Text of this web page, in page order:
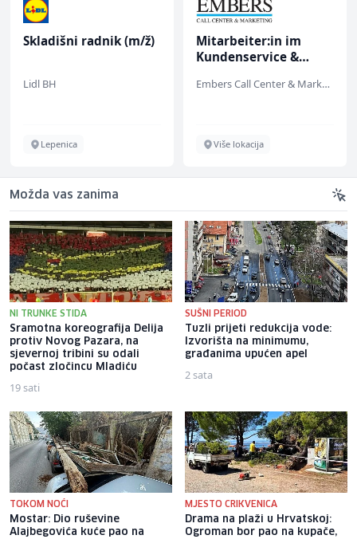
Skladišni radnik (m/ž)
Lidl BH
Lepenica
Mitarbeiter:in im
Kundenservice &
Embers Call Center & Marketing
Više lokacija
Možda vas zanima
NI TRUNKE STIDA
Sramotna koreografija Delija
protiv Novog Pazara, na
sjevernoj tribini su odali
počast zločincu Mladiću
19 sati
SUŠNI PERIOD
Tuzli prijeti redukcija vode:
Izvorišta na minimumu,
građanima upućen apel
2 sata
TOKOM NOĆI
Mostar: Dio ruševine
Alajbegovića kuće pao na
MJESTO CRIKVENICA
Drama na plaži u Hrvatskoj:
Ogroman bor pao na kupače,